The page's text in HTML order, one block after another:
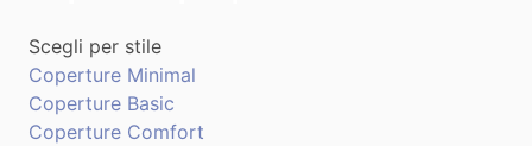
Scegli per stile
Coperture Minimal
Coperture Basic
Coperture Comfort